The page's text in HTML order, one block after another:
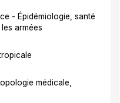
- Épidémiologie, santé
armées
médicale,